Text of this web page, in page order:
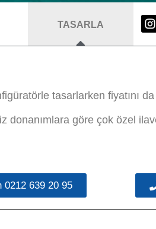
TASARLA
tasarlarken fiyatını
donanımlara göre çok özel
0212 639 20 95